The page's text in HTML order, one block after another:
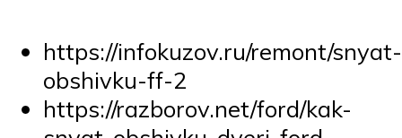
https://infokuzov.ru/remont/snyat-
obshivku-ff-2
https://razborov.net/ford/kak-